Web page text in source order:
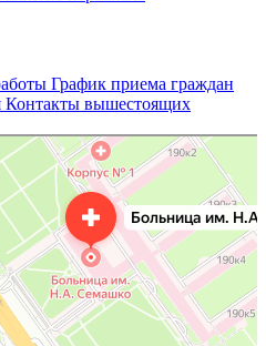
График приема граждан
Контакты вышестоящих
больница имени Н.А. Семашко»
Новгороде